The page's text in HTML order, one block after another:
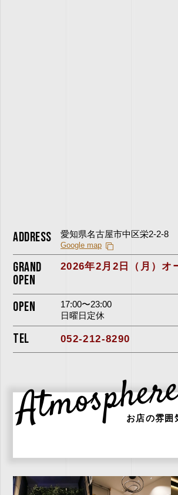
ADDRESS 愛知県名古屋市中区栄2-2-8
Google map
GRAND
OPEN
2026年2月2日（月）オ
OPEN
17:00〜23:00
日曜日定休
TEL 052-212-8290
お店の雰囲